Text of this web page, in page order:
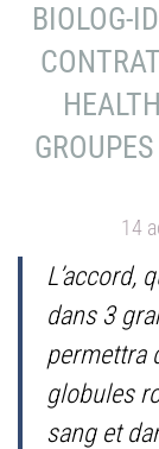
BIOLOG-
14
L’accord,
dans 3
permettra
globules
sang et